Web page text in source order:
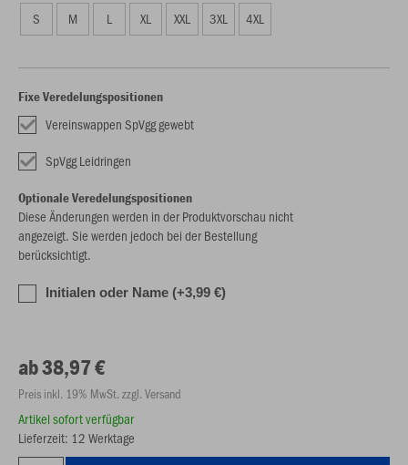
S M L XL XXL 3XL 4XL
Fixe Veredelungspositionen
Vereinswappen SpVgg gewebt
SpVgg Leidringen
Optionale Veredelungspositionen
Diese Änderungen werden in der Produktvorschau nicht
angezeigt. Sie werden jedoch bei der Bestellung
berücksichtigt.
Initialen oder Name (+3,99 €)
ab 38,97 €
Preis inkl. 19% MwSt. zzgl. Versand
Artikel sofort verfügbar
Lieferzeit: 12 Werktage